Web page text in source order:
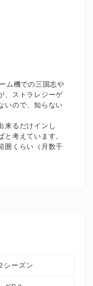
ム機での三国志や
、ストラレジーゲ
いので、知らない
来るだけインし
考えています。
囲くらい（月数千
シーズン